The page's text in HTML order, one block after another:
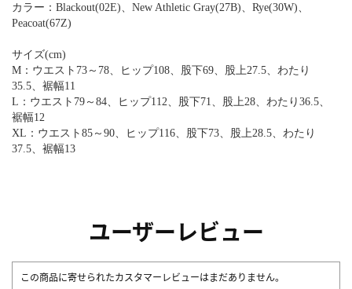
カラー：Blackout(02E)、New Athletic Gray(27B)、Rye(30W)、
Peacoat(67Z)
サイズ(cm)
M：ウエスト73～78、ヒップ108、股下69、股上27.5、わたり
35.5、裾幅11
L：ウエスト79～84、ヒップ112、股下71、股上28、わたり36.5、
裾幅12
XL：ウエスト85～90、ヒップ116、股下73、股上28.5、わたり
37.5、裾幅13
ユーザーレビュー
この商品に寄せられたカスタマーレビューはまだありません。